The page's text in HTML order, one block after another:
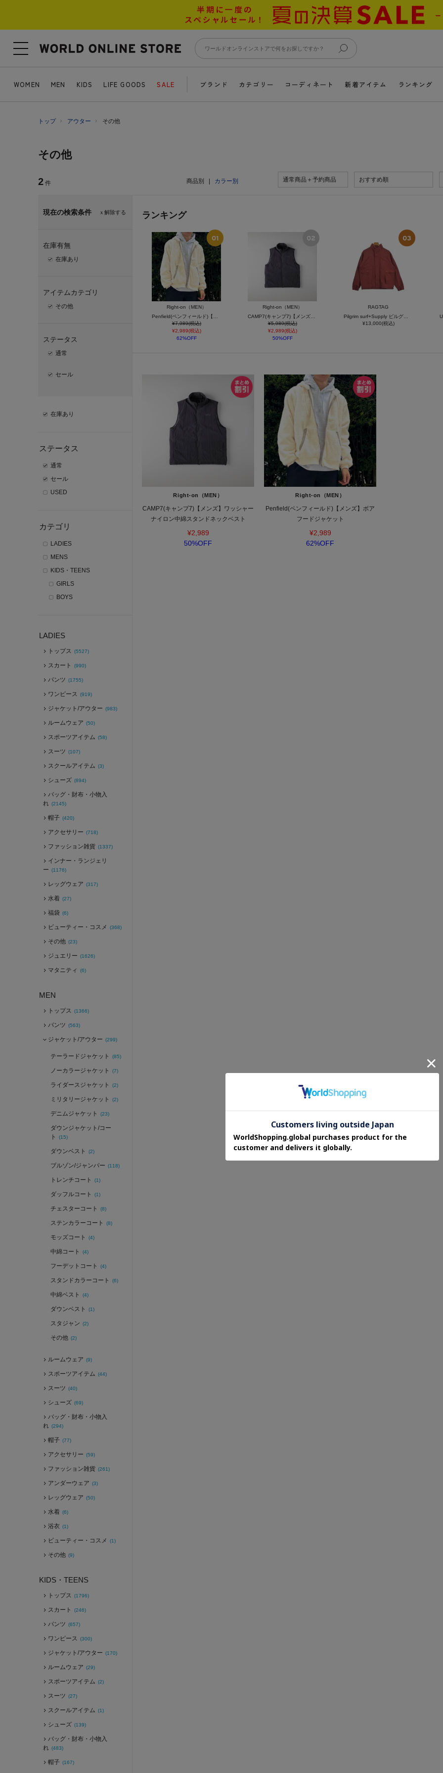
WOMEN MEN KIDS LIFE GOODS SALE ブランド カテゴリー コーディネート 新着アイテム ランキング
トップ アウター その他
その他
2 件 商品別 カラー別 通常商品＋予約商品 おすすめ順
ｘ解除する
現在の検索条件
在庫有無
在庫あり
アイテムカテゴリ
その他
ステータス
通常
セール
在庫あり
ステータス
通常
セール
USED
カテゴリ
LADIES
MENS
KIDS・TEENS
GIRLS
BOYS
LADIES
トップス (5527)
スカート (990)
パンツ (1755)
ワンピース (919)
ジャケット/アウター (983)
ルームウェア (50)
スポーツアイテム (58)
スーツ (107)
スクールアイテム (3)
シューズ (894)
バッグ・財布・小物入
れ (2145)
帽子 (420)
アクセサリー (718)
ファッション雑貨 (1337)
インナー・ランジェリ
ー (1176)
レッグウェア (317)
水着 (27)
福袋 (6)
ビューティー・コスメ (368)
その他 (23)
ジュエリー (1626)
マタニティ (6)
MEN
トップス (1366)
パンツ (563)
ジャケット/アウター (299)
テーラードジャケット (85)
ノーカラージャケット (7)
ライダースジャケット (2)
ミリタリージャケット (2)
デニムジャケット (23)
ダウンジャケット/コー
ト
(15)
ダウンベスト (2)
ブルゾン/ジャンバー (118)
トレンチコート (1)
ダッフルコート (1)
チェスターコート (8)
ステンカラーコート (8)
モッズコート (4)
中綿コート (4)
フーデットコート (4)
スタンドカラーコート (6)
中綿ベスト (4)
ダウンベスト (1)
スタジャン (2)
その他 (2)
ルームウェア (9)
スポーツアイテム (44)
スーツ (40)
シューズ (69)
バッグ・財布・小物入
れ (294)
帽子 (77)
アクセサリー (59)
ファッション雑貨 (261)
アンダーウェア (3)
レッグウェア (50)
水着 (6)
浴衣 (1)
ビューティー・コスメ (1)
その他 (9)
KIDS・TEENS
トップス (1796)
スカート (246)
パンツ (657)
ワンピース (300)
ジャケット/アウター (170)
ルームウェア (29)
スポーツアイテム (2)
スーツ (27)
スクールアイテム (1)
シューズ (139)
バッグ・財布・小物入
れ (483)
帽子 (167)
ランキング
Right-on（MEN）
¥7,989(税込)
¥2,989(税込)
62%OFF
Right-on（MEN）
¥5,989(税込)
¥2,989(税込)
50%OFF
RAGTAG
¥13,000(税込)
Right-on（MEN）
CAMP7(キャンプ7)【メンズ】ワッシャー
ナイロン中綿スタンドネックベスト
¥2,989
50%OFF
Right-on（MEN）
Penfield(ペンフィールド)【メンズ】ボア
フードジャケット
¥2,989
62%OFF